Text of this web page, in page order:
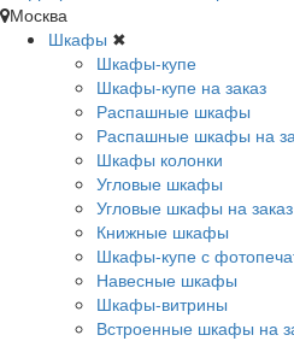
Москва
Шкафы ✖
Шкафы-купе
Шкафы-купе на заказ
Распашные шкафы
Распашные шкафы на
Шкафы колонки
Угловые шкафы
Угловые шкафы на заказ
Книжные шкафы
Шкафы-купе с
Навесные шкафы
Шкафы-витрины
Встроенные шкафы на